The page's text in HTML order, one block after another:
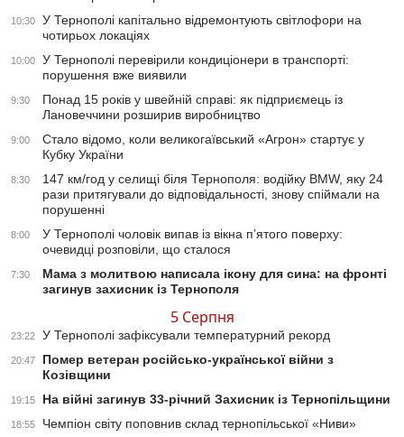
10:30
У Тернополі капітально відремонтують світлофори на
чотирьох локаціях
10:00
У Тернополі перевірили кондиціонери в транспорті:
порушення вже виявили
9:30
Понад 15 років у швейній справі: як підприємець із
Лановеччини розширив виробництво
9:00
Стало відомо, коли великогаївський «Агрон» стартує у
Кубку України
8:30
147 км/год у селищі біля Тернополя: водійку BMW, яку 24
рази притягували до відповідальності, знову спіймали на
порушенні
8:00
У Тернополі чоловік випав із вікна п’ятого поверху:
очевидці розповіли, що сталося
7:30
Мама з молитвою написала ікону для сина: на фронті
загинув захисник із Тернополя
5 Серпня
23:22 У Тернополі зафіксували температурний рекорд
20:47
Помер ветеран російсько-української війни з
Козівщини
19:15 На війні загинув 33-річний Захисник із Тернопільщини
18:55 Чемпіон світу поповнив склад тернопільської «Ниви»